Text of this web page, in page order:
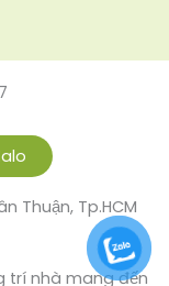
Thuận, Tp.HCM
trí nhà mang đến